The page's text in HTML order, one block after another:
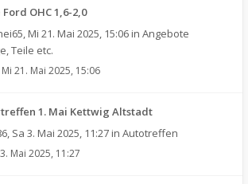
OHC 1,6-2,0
, Mi 21. Mai 2025, 15:06 in Angebote
Teile etc.
Mi 21. Mai 2025, 15:06
1. Mai Kettwig Altstadt
, Sa 3. Mai 2025, 11:27 in Autotreffen
Mai 2025, 11:27